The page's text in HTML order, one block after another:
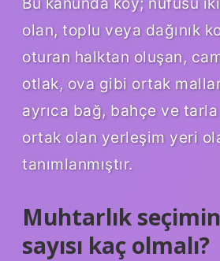
olan, toplu veya dağınık
oturan halktan oluşan,
otlak, ova gibi ortak
ayrıca bağ, bahçe ve
ortak olan yerleşim yeri
tanımlanmıştır.
Muhtarlık
sayısı kaç olmalı?